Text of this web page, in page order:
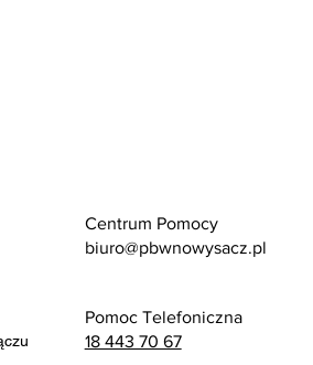
Centrum Pomocy
biuro@pbwnowysacz.pl
Pomoc Telefoniczna
18 443 70 67